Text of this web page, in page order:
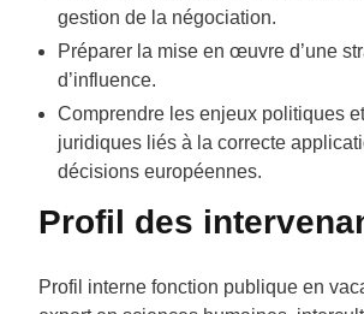
gestion de la négociation.
Préparer la mise en œuvre d’une
d’influence.
Comprendre les enjeux politiques
juridiques liés à la correcte
décisions européennes.
Profil des
Profil interne fonction publique en